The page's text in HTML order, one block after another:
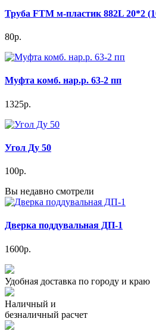
Труба FTM м-пластик 882L 20*2
80р.
Муфта комб. нар.р. 63-2 пп
1325р.
Угол Ду 50
100р.
Вы недавно смотрели
Дверка поддувальная ДП-1
1600р.
Удобная доставка по городу и краю
Наличный и
безналичный расчет